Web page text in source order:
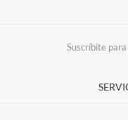
Suscríbite